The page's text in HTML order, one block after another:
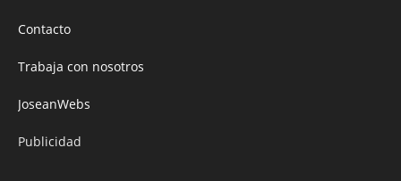
Contacto
Trabaja con nosotros
JoseanWebs
Publicidad